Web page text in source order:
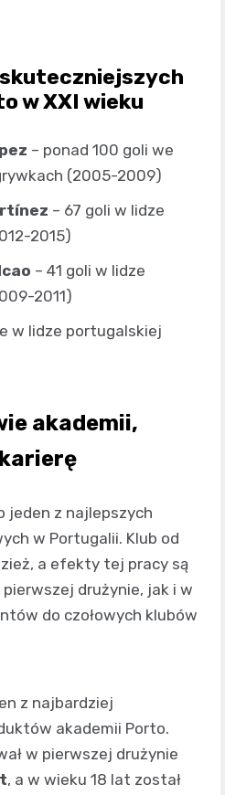
w XXI wieku
– ponad 100 goli we
(2005-2009)
– 67 goli w lidze
2015)
– 41 goli w lidze
2011)
w lidze portugalskiej
akademii,
jeden z najlepszych
w Portugalii. Klub od
a efekty tej pracy są
drużynie, jak i w
do czołowych klubów
z najbardziej
akademii Porto.
w pierwszej drużynie
, a w wieku 18 lat został